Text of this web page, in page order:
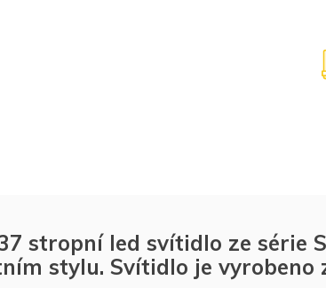
stropní led svítidlo ze série
stylu. Svítidlo je vyrobeno